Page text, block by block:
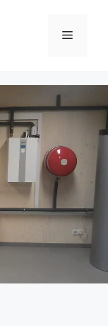
Menu